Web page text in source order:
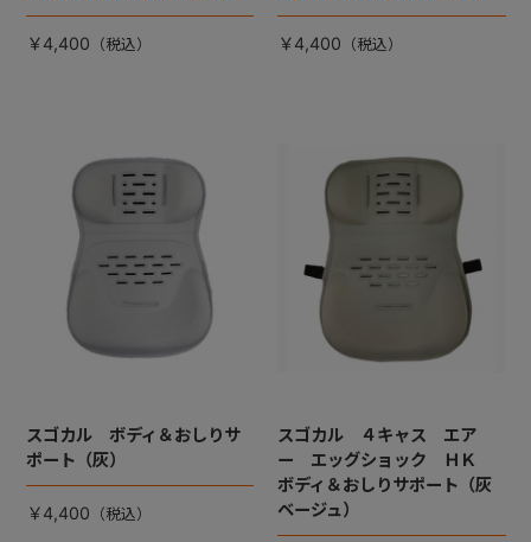
￥4,400 ￥4,400
スゴカル ボディ＆おしりサ
ポート（灰）
￥4,400
スゴカル ４キャス エア
ー エッグショック ＨＫ
ボディ＆おしりサポート（灰
ベージュ）